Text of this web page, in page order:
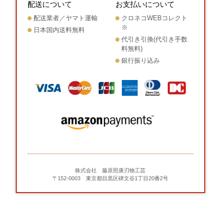
配送について
配送業者／ヤマト運輸
日本国内送料無料
お支払いについて
クロネコWEBコレクト
※
代引き引換(代引き手数
料無料)
銀行振り込み
株式会社 藤原照康刃物工芸
〒152-0003 東京都目黒区碑文谷1丁目20番2号